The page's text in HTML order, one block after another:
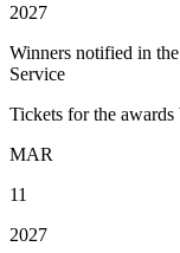
2027
Winners notified in
Service
Tickets for the
MAR
11
2027